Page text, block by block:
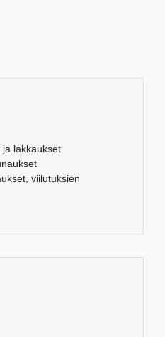
lakkaukset
viilutuksien